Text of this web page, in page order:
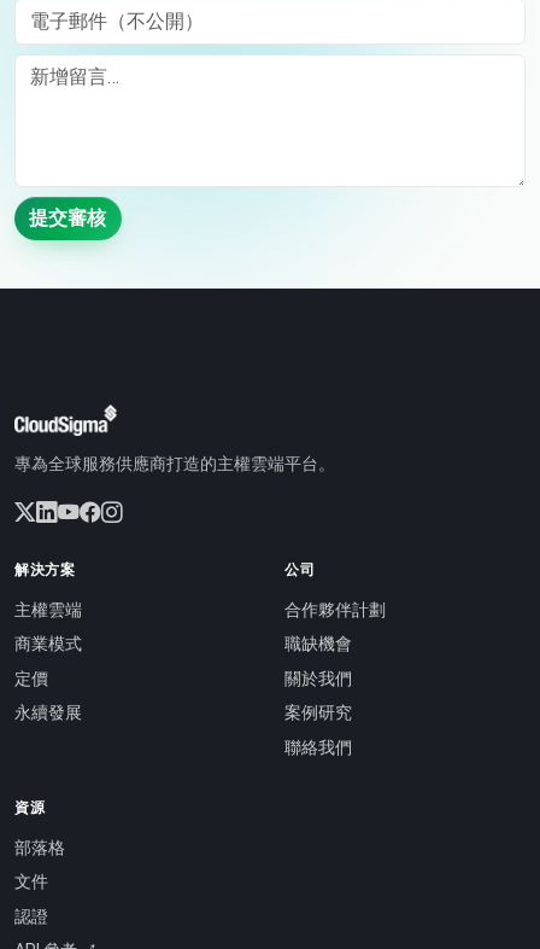
電子郵件（不公開）
Comment
提交審核
專為全球服務供應商打造的主權雲端平台。
解決方案
主權雲端
商業模式
定價
永續發展
公司
合作夥伴計劃
職缺機會
關於我們
案例研究
聯絡我們
資源
部落格
文件
認證